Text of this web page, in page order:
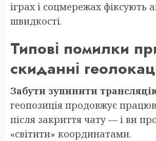
іграх і соцмережах фіксують
швидкості.
Типові помилки
скиданні
Забути зупинити
геопозиція продовжує
після закриття чату — і ви
«світити» координатами.